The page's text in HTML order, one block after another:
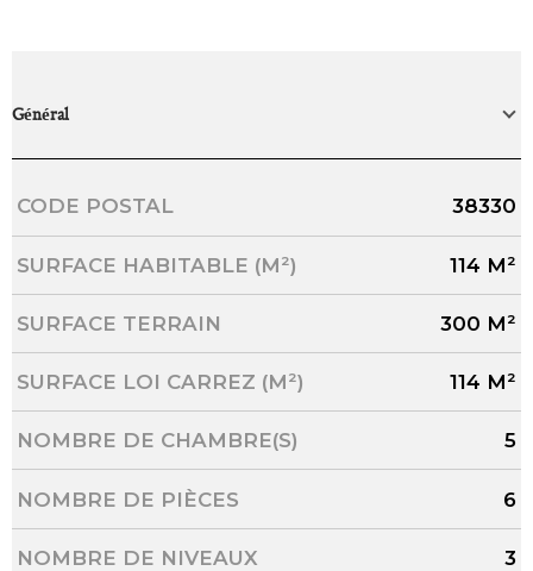
Général
Caractérisque Valeurs
CODE POSTAL 38330
SURFACE HABITABLE (M²) 114 M²
SURFACE TERRAIN 300 M²
SURFACE LOI CARREZ (M²) 114 M²
NOMBRE DE CHAMBRE(S) 5
NOMBRE DE PIÈCES 6
NOMBRE DE NIVEAUX 3